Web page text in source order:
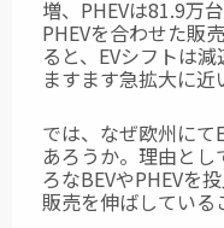
増、PHEVは81.9万
PHEVを合わせた販
ると、EVシフトは
ますます急拡大に近
では、なぜ欧州にて
あろうか。理由とし
ろなBEVやPHEVを
販売を伸ばしている